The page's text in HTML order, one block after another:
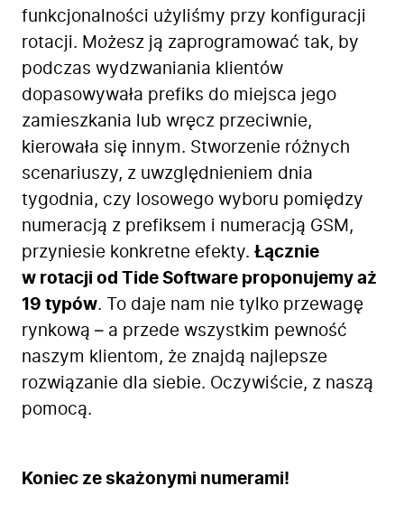
Firma
funkcjonalności użyliśmy przy konfiguracji
rotacji. Możesz ją zaprogramować tak, by
podczas wydzwaniania klientów
dopasowywała prefiks do miejsca jego
zamieszkania lub wręcz przeciwnie,
kierowała się innym. Stworzenie różnych
scenariuszy, z uwzględnieniem dnia
tygodnia, czy losowego wyboru pomiędzy
numeracją z prefiksem i numeracją GSM,
przyniesie konkretne efekty. Łącznie
w rotacji od Tide Software proponujemy aż
19 typów. To daje nam nie tylko przewagę
rynkową – a przede wszystkim pewność
naszym klientom, że znajdą najlepsze
rozwiązanie dla siebie. Oczywiście, z naszą
pomocą.
Koniec ze skażonymi numerami!